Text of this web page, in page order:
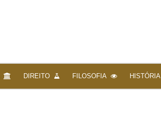
DIREITO FILOSOFIA HISTÓRIA